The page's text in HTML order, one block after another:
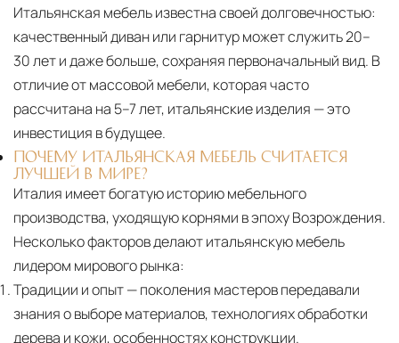
Итальянская мебель известна своей долговечностью:
качественный диван или гарнитур может служить 20–
30 лет и даже больше, сохраняя первоначальный вид. В
отличие от массовой мебели, которая часто
рассчитана на 5–7 лет, итальянские изделия — это
инвестиция в будущее.
ПОЧЕМУ ИТАЛЬЯНСКАЯ МЕБЕЛЬ СЧИТАЕТСЯ
ЛУЧШЕЙ В МИРЕ?
Италия имеет богатую историю мебельного
производства, уходящую корнями в эпоху Возрождения.
Несколько факторов делают итальянскую мебель
лидером мирового рынка:
Традиции и опыт— поколения мастеров передавали
знания о выборе материалов, технологиях обработки
дерева и кожи, особенностях конструкции.